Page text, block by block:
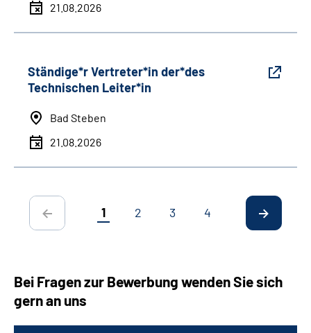
21.08.2026
Ständige*r Vertreter*in der*des
Technischen Leiter*in
Bad Steben
21.08.2026
1 2 3 4
Bei Fragen zur Bewerbung wenden Sie sich
gern an uns